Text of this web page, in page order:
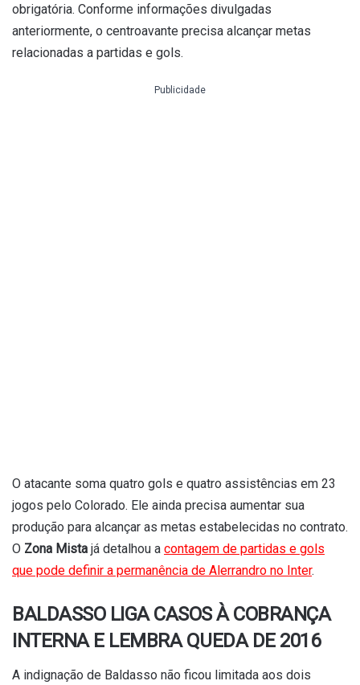
obrigatória. Conforme informações divulgadas
anteriormente, o centroavante precisa alcançar metas
relacionadas a partidas e gols.
Publicidade
O atacante soma quatro gols e quatro assistências em 23
jogos pelo Colorado. Ele ainda precisa aumentar sua
produção para alcançar as metas estabelecidas no contrato.
O Zona Mista já detalhou a contagem de partidas e gols
que pode definir a permanência de Alerrandro no Inter.
BALDASSO LIGA CASOS À COBRANÇA
INTERNA E LEMBRA QUEDA DE 2016
A indignação de Baldasso não ficou limitada aos dois